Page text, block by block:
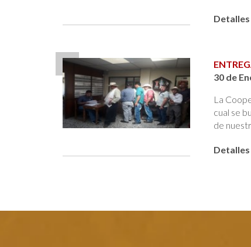
Detalles
30 de
La
cual se
de
Detalles